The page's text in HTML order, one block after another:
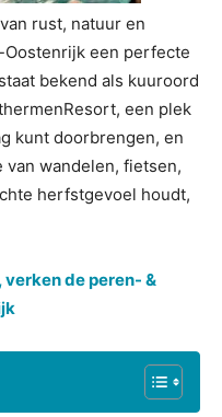
rust, natuur en
een perfecte
bekend als kuuroord
een plek
kunt doorbrengen, en
van wandelen, fietsen,
herfstgevoel houdt,
de peren- &